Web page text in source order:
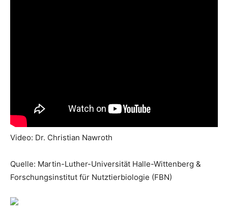
Video: Dr. Christian Nawroth
Quelle: Martin-Luther-Universität Halle-Wittenberg &
Forschungsinstitut für Nutztierbiologie (FBN)